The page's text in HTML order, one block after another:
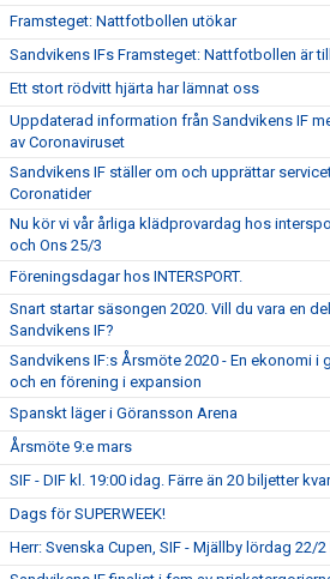
Framsteget: Nattfotbollen utökar
Sandvikens IFs Framsteget: Nattfotbollen är
Ett stort rödvitt hjärta har lämnat oss
Uppdaterad information från Sandvikens IF
av Coronaviruset
Sandvikens IF ställer om och upprättar
Coronatider
Nu kör vi vår årliga klädprovardag hos
och Ons 25/3
Föreningsdagar hos INTERSPORT.
Snart startar säsongen 2020. Vill du vara en
Sandvikens IF?
Sandvikens IF:s Årsmöte 2020 - En ekonomi i
och en förening i expansion
Spanskt läger i Göransson Arena
Årsmöte 9:e mars
SIF - DIF kl. 19:00 idag. Färre än 20 biljetter
Dags för SUPERWEEK!
Herr: Svenska Cupen, SIF - Mjällby lördag 22/2